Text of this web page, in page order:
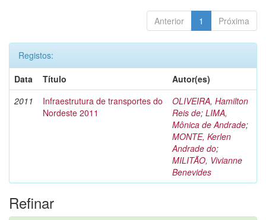
Anterior 1 Próxima
Registos:
Data
Título
Autor(es)
2011
Infraestrutura de transportes do
Nordeste 2011
OLIVEIRA, Hamilton
Reis de; LIMA,
Mônica de Andrade;
MONTE, Kerlen
Andrade do;
MILITÃO, Vivianne
Benevides
Refinar